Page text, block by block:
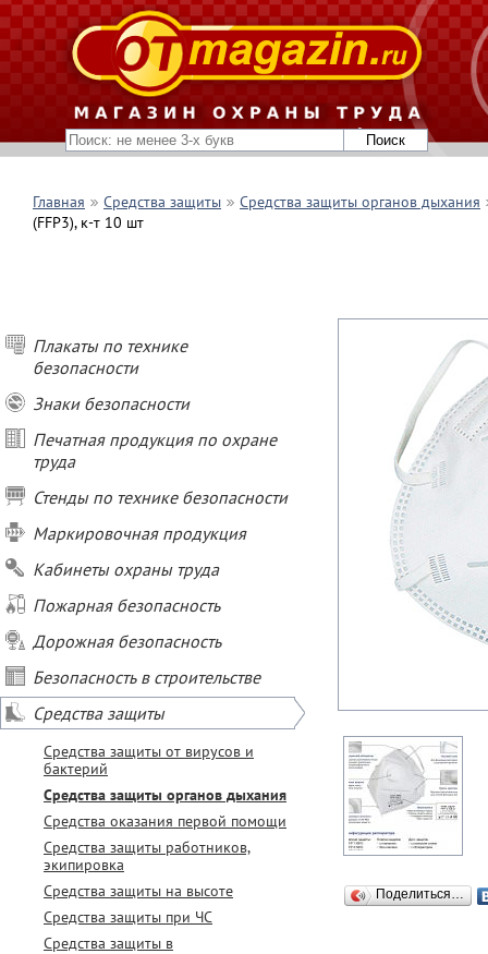
Главная Средства защиты
Средства защиты органов дыхания
(FFP3), к-т 10 шт
Плакаты по технике
безопасности
Знаки безопасности
Печатная продукция по охране
труда
Стенды по технике безопасности
Маркировочная продукция
Кабинеты охраны труда
Пожарная безопасность
Дорожная безопасность
Безопасность в строительстве
Средства защиты
Средства защиты от вирусов и
бактерий
Средства защиты органов дыхания
Средства оказания первой помощи
Средства защиты работников,
экипировка
Средства защиты на высоте
Средства защиты при ЧС
Средства защиты в
Поделиться…